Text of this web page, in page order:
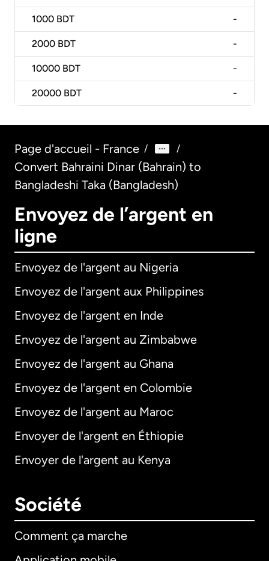
1000 BDT -
2000 BDT -
10000 BDT -
20000 BDT -
Page d'accueil - France / /
Convert Bahraini Dinar (Bahrain) to
Bangladeshi Taka (Bangladesh)
Envoyez de l’argent en
ligne
Envoyez de l'argent au Nigeria
Envoyez de l'argent aux Philippines
Envoyez de l'argent en Inde
Envoyez de l'argent au Zimbabwe
Envoyez de l'argent au Ghana
Envoyez de l'argent en Colombie
Envoyez de l'argent au Maroc
Envoyer de l'argent en Éthiopie
Envoyer de l'argent au Kenya
Société
Comment ça marche